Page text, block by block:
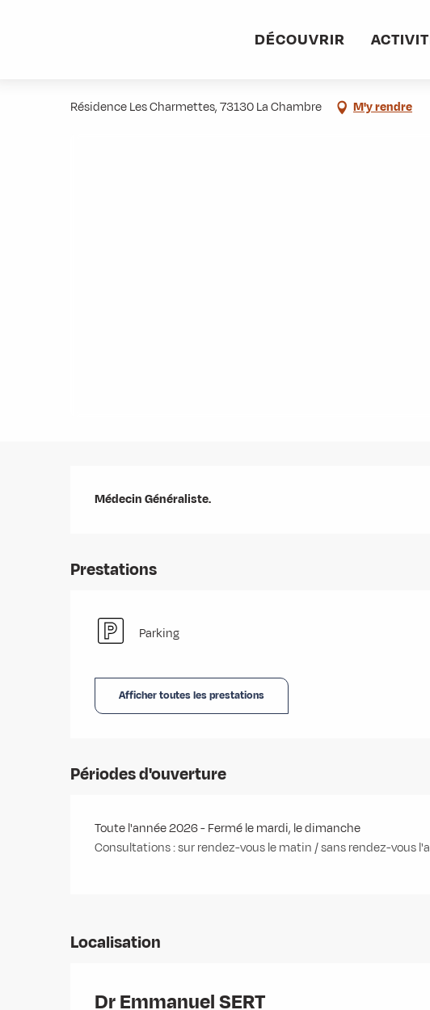
DÉCOUVRIR
Résidence Les Charmettes, 73130 La Chambre M'y rendre
Description
Médecin Généraliste.
Prestations
Parking
Afficher toutes les prestations
Périodes d'ouverture
Toute l'année 2026 - Fermé le mardi, le dimanche
Consultations : sur rendez-vous le matin / sans rendez-vous
Localisation
Dr Emmanuel SERT